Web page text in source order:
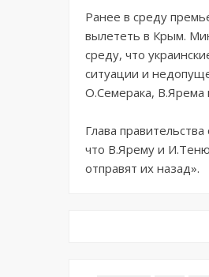
Ранее в среду
вылететь в Крым.
среду, что
ситуации и
О.Семерака, В.Ярема
Глава
что В.Ярему и
отправят их назад».